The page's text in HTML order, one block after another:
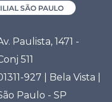
SÃO PAULO
Paulista, 1471 -
511
927 | Bela Vista |
Paulo - SP